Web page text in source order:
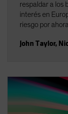
respaldar a los
interés en
riesgo por
John Taylor,